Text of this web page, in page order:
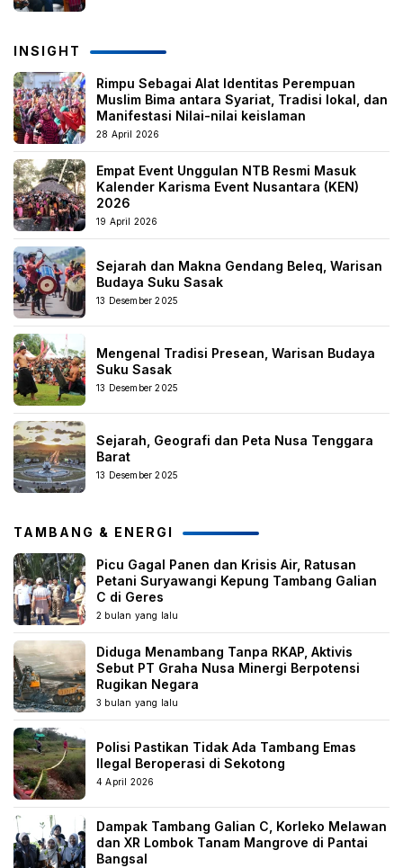
INSIGHT
Rimpu Sebagai Alat Identitas Perempuan
Muslim Bima antara Syariat, Tradisi lokal, dan
Manifestasi Nilai-nilai keislaman
28 April 2026
Empat Event Unggulan NTB Resmi Masuk
Kalender Karisma Event Nusantara (KEN)
2026
19 April 2026
Sejarah dan Makna Gendang Beleq, Warisan
Budaya Suku Sasak
13 Desember 2025
Mengenal Tradisi Presean, Warisan Budaya
Suku Sasak
13 Desember 2025
Sejarah, Geografi dan Peta Nusa Tenggara
Barat
13 Desember 2025
TAMBANG & ENERGI
Picu Gagal Panen dan Krisis Air, Ratusan
Petani Suryawangi Kepung Tambang Galian
C di Geres
2 bulan yang lalu
Diduga Menambang Tanpa RKAP, Aktivis
Sebut PT Graha Nusa Minergi Berpotensi
Rugikan Negara
3 bulan yang lalu
Polisi Pastikan Tidak Ada Tambang Emas
Ilegal Beroperasi di Sekotong
4 April 2026
Dampak Tambang Galian C, Korleko Melawan
dan XR Lombok Tanam Mangrove di Pantai
Bangsal